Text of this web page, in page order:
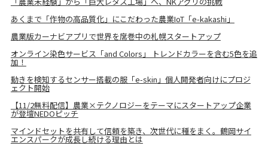
あくまで「作物の高品質化」にこだわった農業IoT「e-kakashi」
農業版カーナビアプリで世界を席巻中の札幌スタートアップ
オンライン染色サービス「and Colors」 トレンドカラーを含む5色を追
加！
動きを検知するセンサー搭載の服「e-skin」個人開発者向けにプロジ
ェクト開始
【11/2無料配信】農業×テクノロジーをテーマにスタートアップ企業
が登壇NEDOピッチ
マインドセットを共有して信頼を築き、次世代に種をまく。鶴岡サイ
エンスパークが成長し続ける理由とは